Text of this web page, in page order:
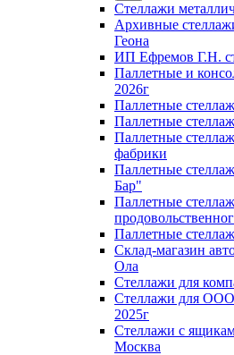
Стеллажи
Архивные
Геона
ИП Ефремов Г.Н.
Паллетные и
2026г
Паллетные
Паллетные
Паллетные
фабрики
Паллетные
Бар"
Паллетные
Паллетные
Склад-магазин
Ола
Стеллажи для
Стеллажи для
2025г
Стеллажи с
Москва